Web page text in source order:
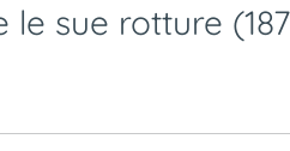
sue rotture